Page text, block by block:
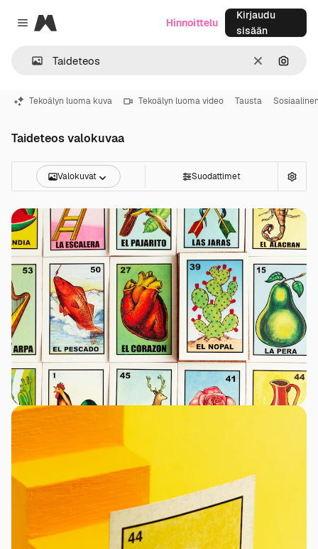
Close menu
Magnific
SelkeäHae
Hinnoittelu
Kirjaudu
sisään
Tekoälyn luoma kuva Tekoälyn luoma video Tausta
Taideteos valokuvaa
Valokuvat Suodattimet